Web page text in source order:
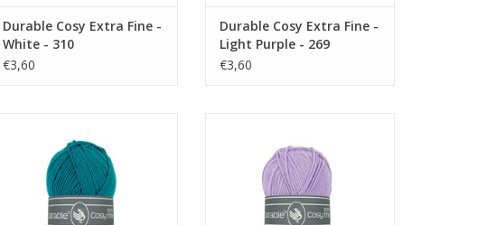
Durable Cosy Extra Fine -
White - 310
€3,60
Durable Cosy Extra Fine -
Light Purple - 269
€3,60
2142
TOEVOEGEN AAN WINKELWAGEN
TOEVOEGEN AAN WINKELWAGEN